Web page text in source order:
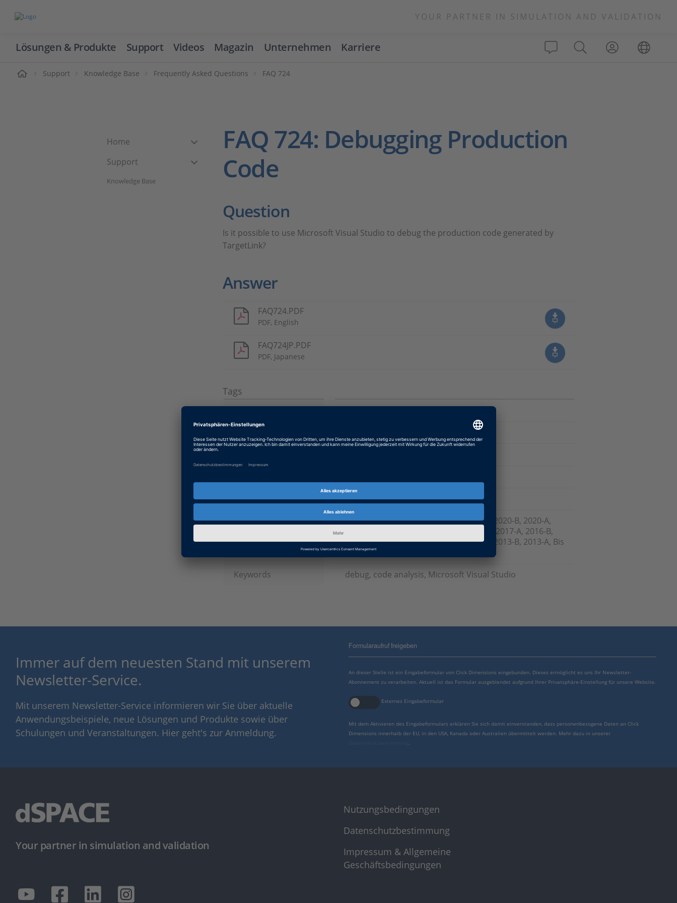
YOUR PARTNER IN SIMULATION AND VALIDATION
Lösungen & Produkte Support Videos Magazin Unternehmen Karriere
Support Knowledge Base Frequently Asked Questions FAQ 724
Home
Support
Knowledge Base
FAQ 724: Debugging Production
Code
Question
Is it possible to use Microsoft Visual Studio to debug the production code generated by
TargetLink?
Answer
FAQ724.PDF
PDF, English
FAQ724JP.PDF
PDF, Japanese
Tags
Date
2016-09-01
Software für Seriencode-Generierung
Informationskategorie
Arbeiten mit, Problembehandlung
dSPACE Release
2023-A, 2022-B, 2022-A, 2021-B, 2021-A, 2020-B, 2020-A,
2019-B, 2019-A, 2018-B, 2018-A, 2017-B , 2017-A, 2016-B,
2016-A, 2015-B, 2015-A, 2014-B, 2014-A, 2013-B, 2013-A, Bis
2013-A
Keywords
debug, code analysis, Microsoft Visual Studio
Immer auf dem neuesten Stand mit unserem
Newsletter-Service.
Mit unserem Newsletter-Service informieren wir Sie über aktuelle
Anwendungsbeispiele, neue Lösungen und Produkte sowie über
Schulungen und Veranstaltungen. Hier geht's zur Anmeldung.
Formularaufruf freigeben
An dieser Stelle ist ein Eingabeformular von Click Dimensions eingebunden. Dieses ermöglicht es uns Ihr Newsletter-
Abonnement zu verarbeiten. Aktuell ist das Formular ausgeblendet aufgrund Ihrer Privatsphäre-Einstellung für unsere Website.
Externes Eingabeformular
Mit dem Aktivieren des Eingabeformulars erklären Sie sich damit einverstanden, dass personenbezogene Daten an Click
Dimensions innerhalb der EU, in den USA, Kanada oder Australien übermittelt werden. Mehr dazu in unserer
Your partner in simulation and validation
Nutzungsbedingungen
Datenschutzbestimmung
Impressum & Allgemeine
Geschäftsbedingungen